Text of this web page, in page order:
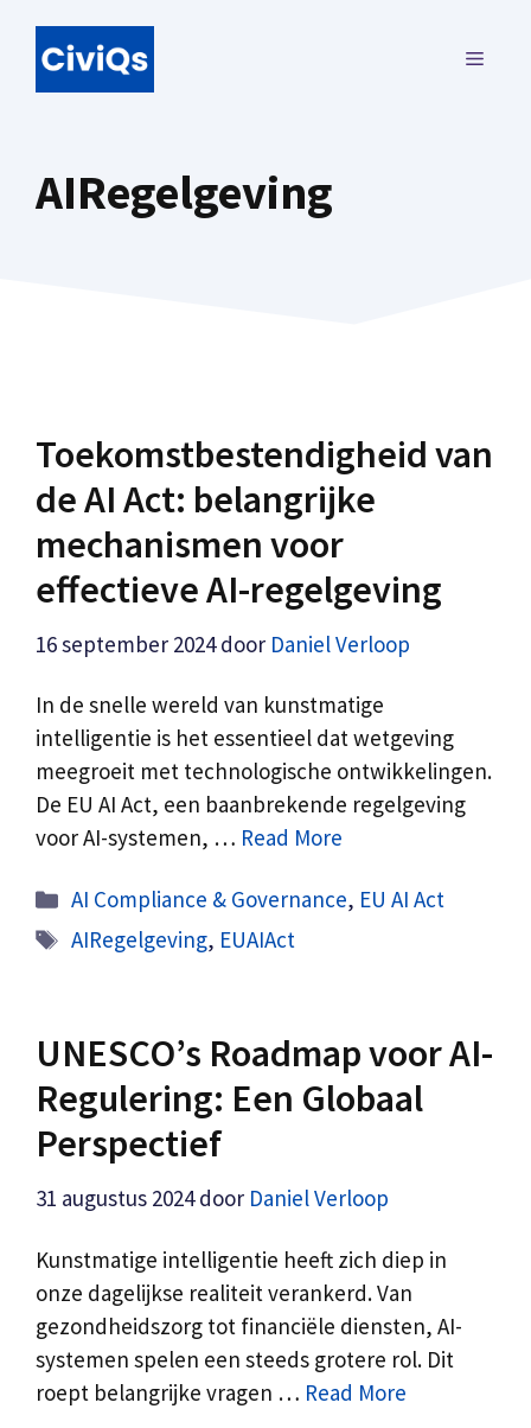
MENU
AIRegelgeving
Toekomstbestendigheid van
de AI Act: belangrijke
mechanismen voor
effectieve AI-regelgeving
16 september 2024 door Daniel Verloop
In de snelle wereld van kunstmatige
intelligentie is het essentieel dat wetgeving
meegroeit met technologische ontwikkelingen.
De EU AI Act, een baanbrekende regelgeving
voor AI-systemen, … Read More
Categorieën
AI Compliance & Governance, EU AI Act
Tags
AIRegelgeving, EUAIAct
UNESCO’s Roadmap voor AI-
Regulering: Een Globaal
Perspectief
31 augustus 2024 door Daniel Verloop
Kunstmatige intelligentie heeft zich diep in
onze dagelijkse realiteit verankerd. Van
gezondheidszorg tot financiële diensten, AI-
systemen spelen een steeds grotere rol. Dit
roept belangrijke vragen … Read More